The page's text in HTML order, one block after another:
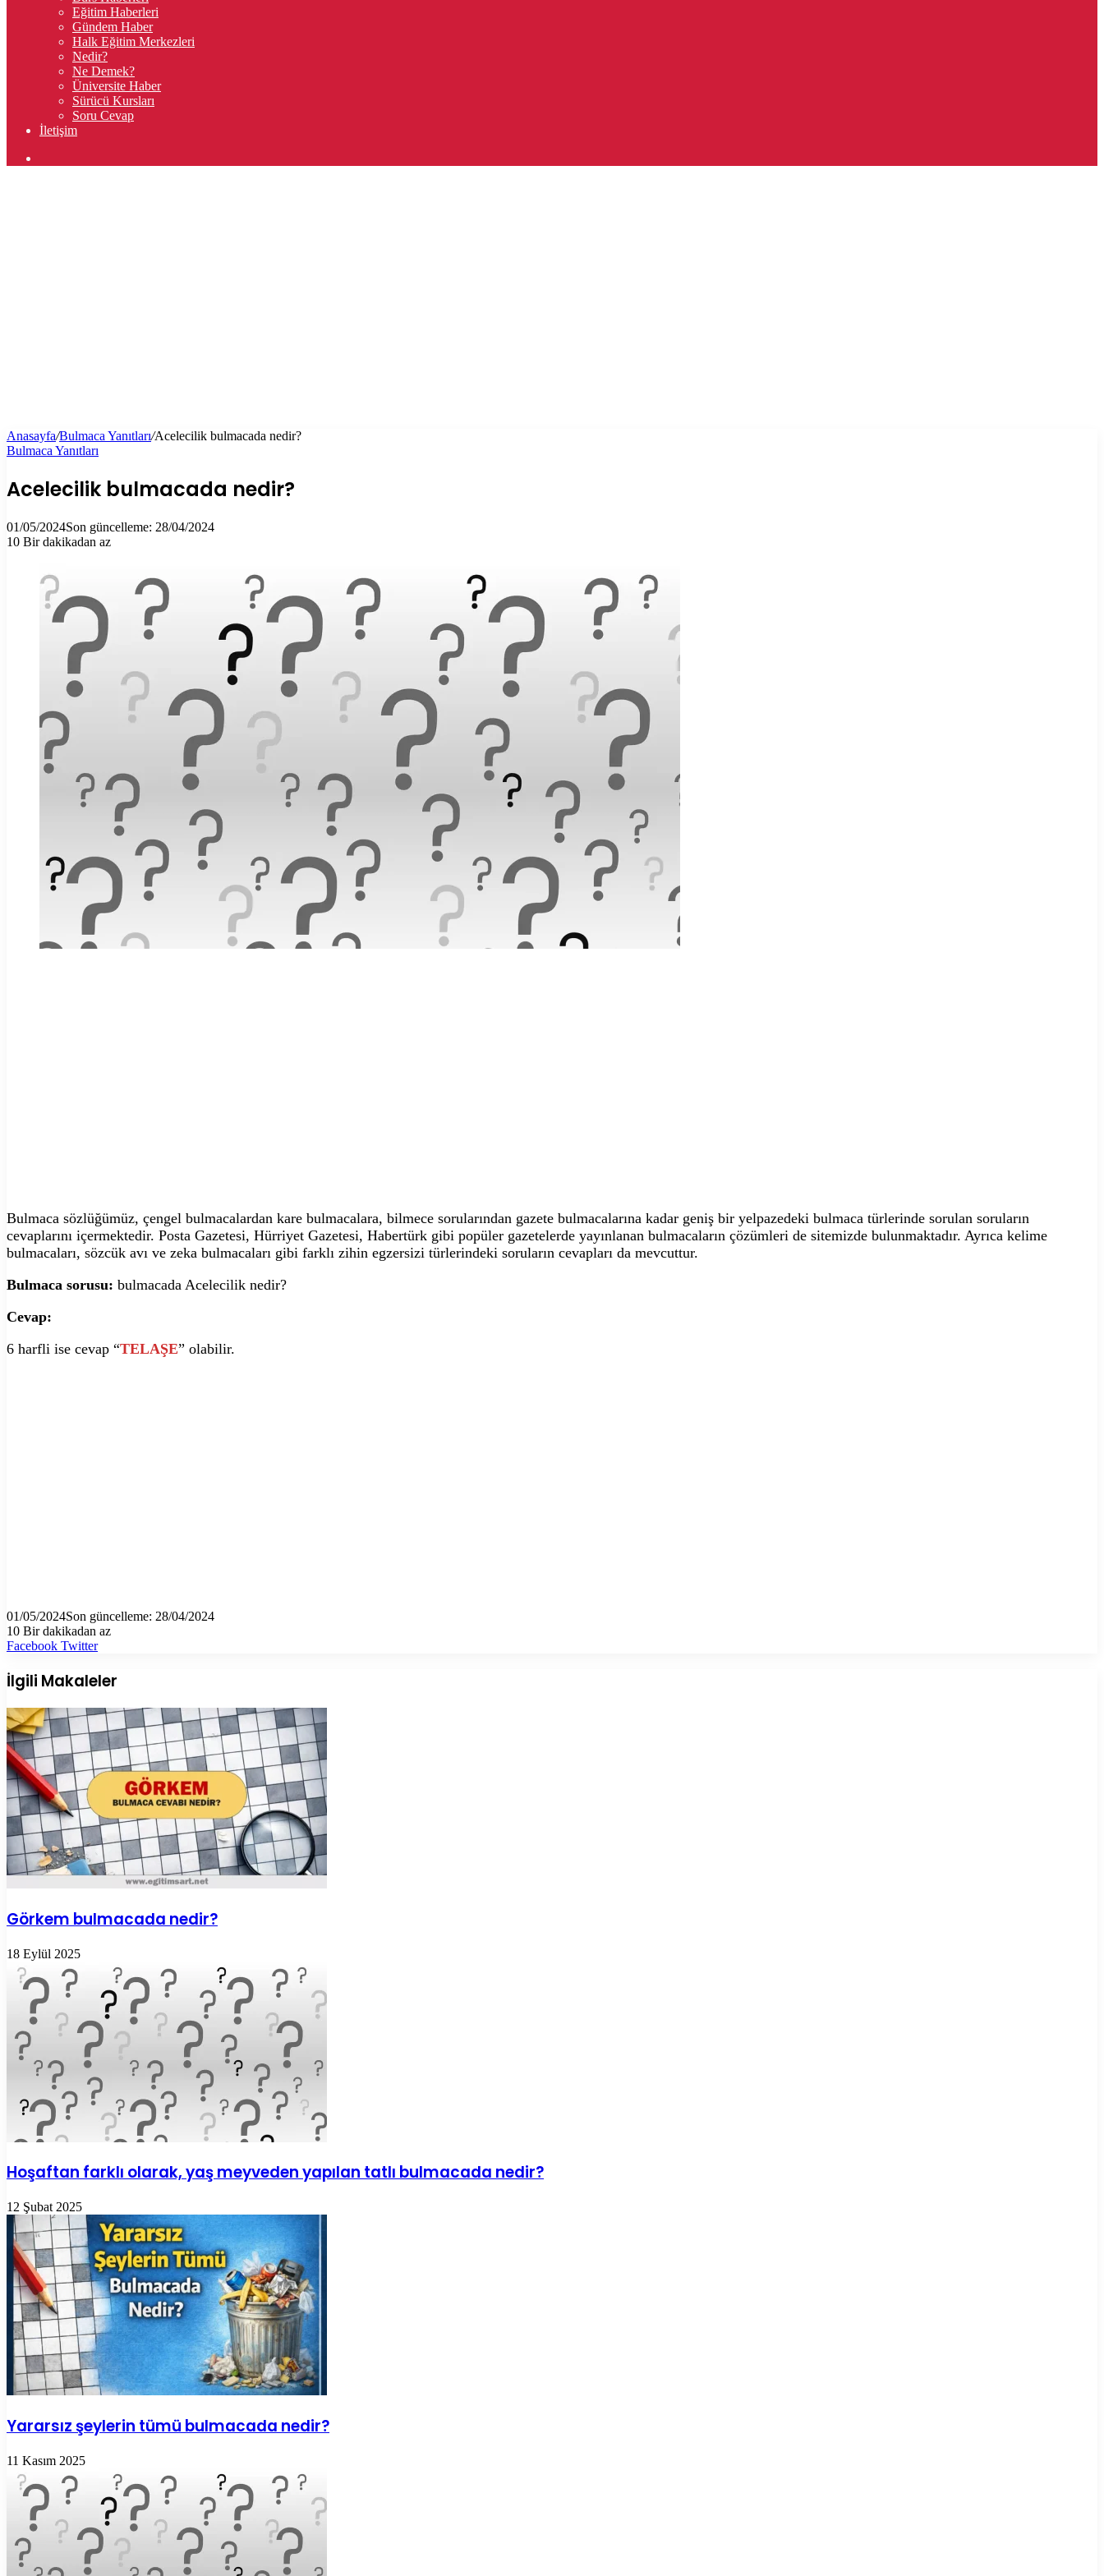
Eğitim Haberleri
Gündem Haber
Halk Eğitim Merkezleri
Nedir?
Ne Demek?
Üniversite Haber
Sürücü Kursları
Soru Cevap
İletişim
Anasayfa/Bulmaca Yanıtları/Acelecilik bulmacada nedir?
Bulmaca Yanıtları
Acelecilik bulmacada nedir?
01/05/2024Son güncelleme: 28/04/2024
10 Bir dakikadan az
Bulmaca sözlüğümüz, çengel bulmacalardan kare bulmacalara, bilmece sorularından gazete bulmacalarına kadar geniş bir yelpazedeki bulmaca türlerinde sorulan soruların
cevaplarını içermektedir. Posta Gazetesi, Hürriyet Gazetesi, Habertürk gibi popüler gazetelerde yayınlanan bulmacaların çözümleri de sitemizde bulunmaktadır. Ayrıca kelime
bulmacaları, sözcük avı ve zeka bulmacaları gibi farklı zihin egzersizi türlerindeki soruların cevapları da mevcuttur.
Bulmaca sorusu: bulmacada Acelecilik nedir?
Cevap:
6 harfli ise cevap “TELAŞE” olabilir.
01/05/2024Son güncelleme: 28/04/2024
10 Bir dakikadan az
Facebook TwitterLinkedIn
Tumblr
Pinterest
Reddit
VKontakte
E-
ile
paylaş
Yazdır
İlgili Makaleler
Görkem bulmacada nedir?
18 Eylül 2025
Hoşaftan farklı olarak, yaş meyveden yapılan tatlı bulmacada nedir?
12 Şubat 2025
Yararsız şeylerin tümü bulmacada nedir?
11 Kasım 2025